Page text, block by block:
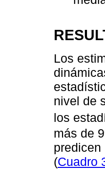
Los
nivel de
los
más de
predicen
(Cuadro